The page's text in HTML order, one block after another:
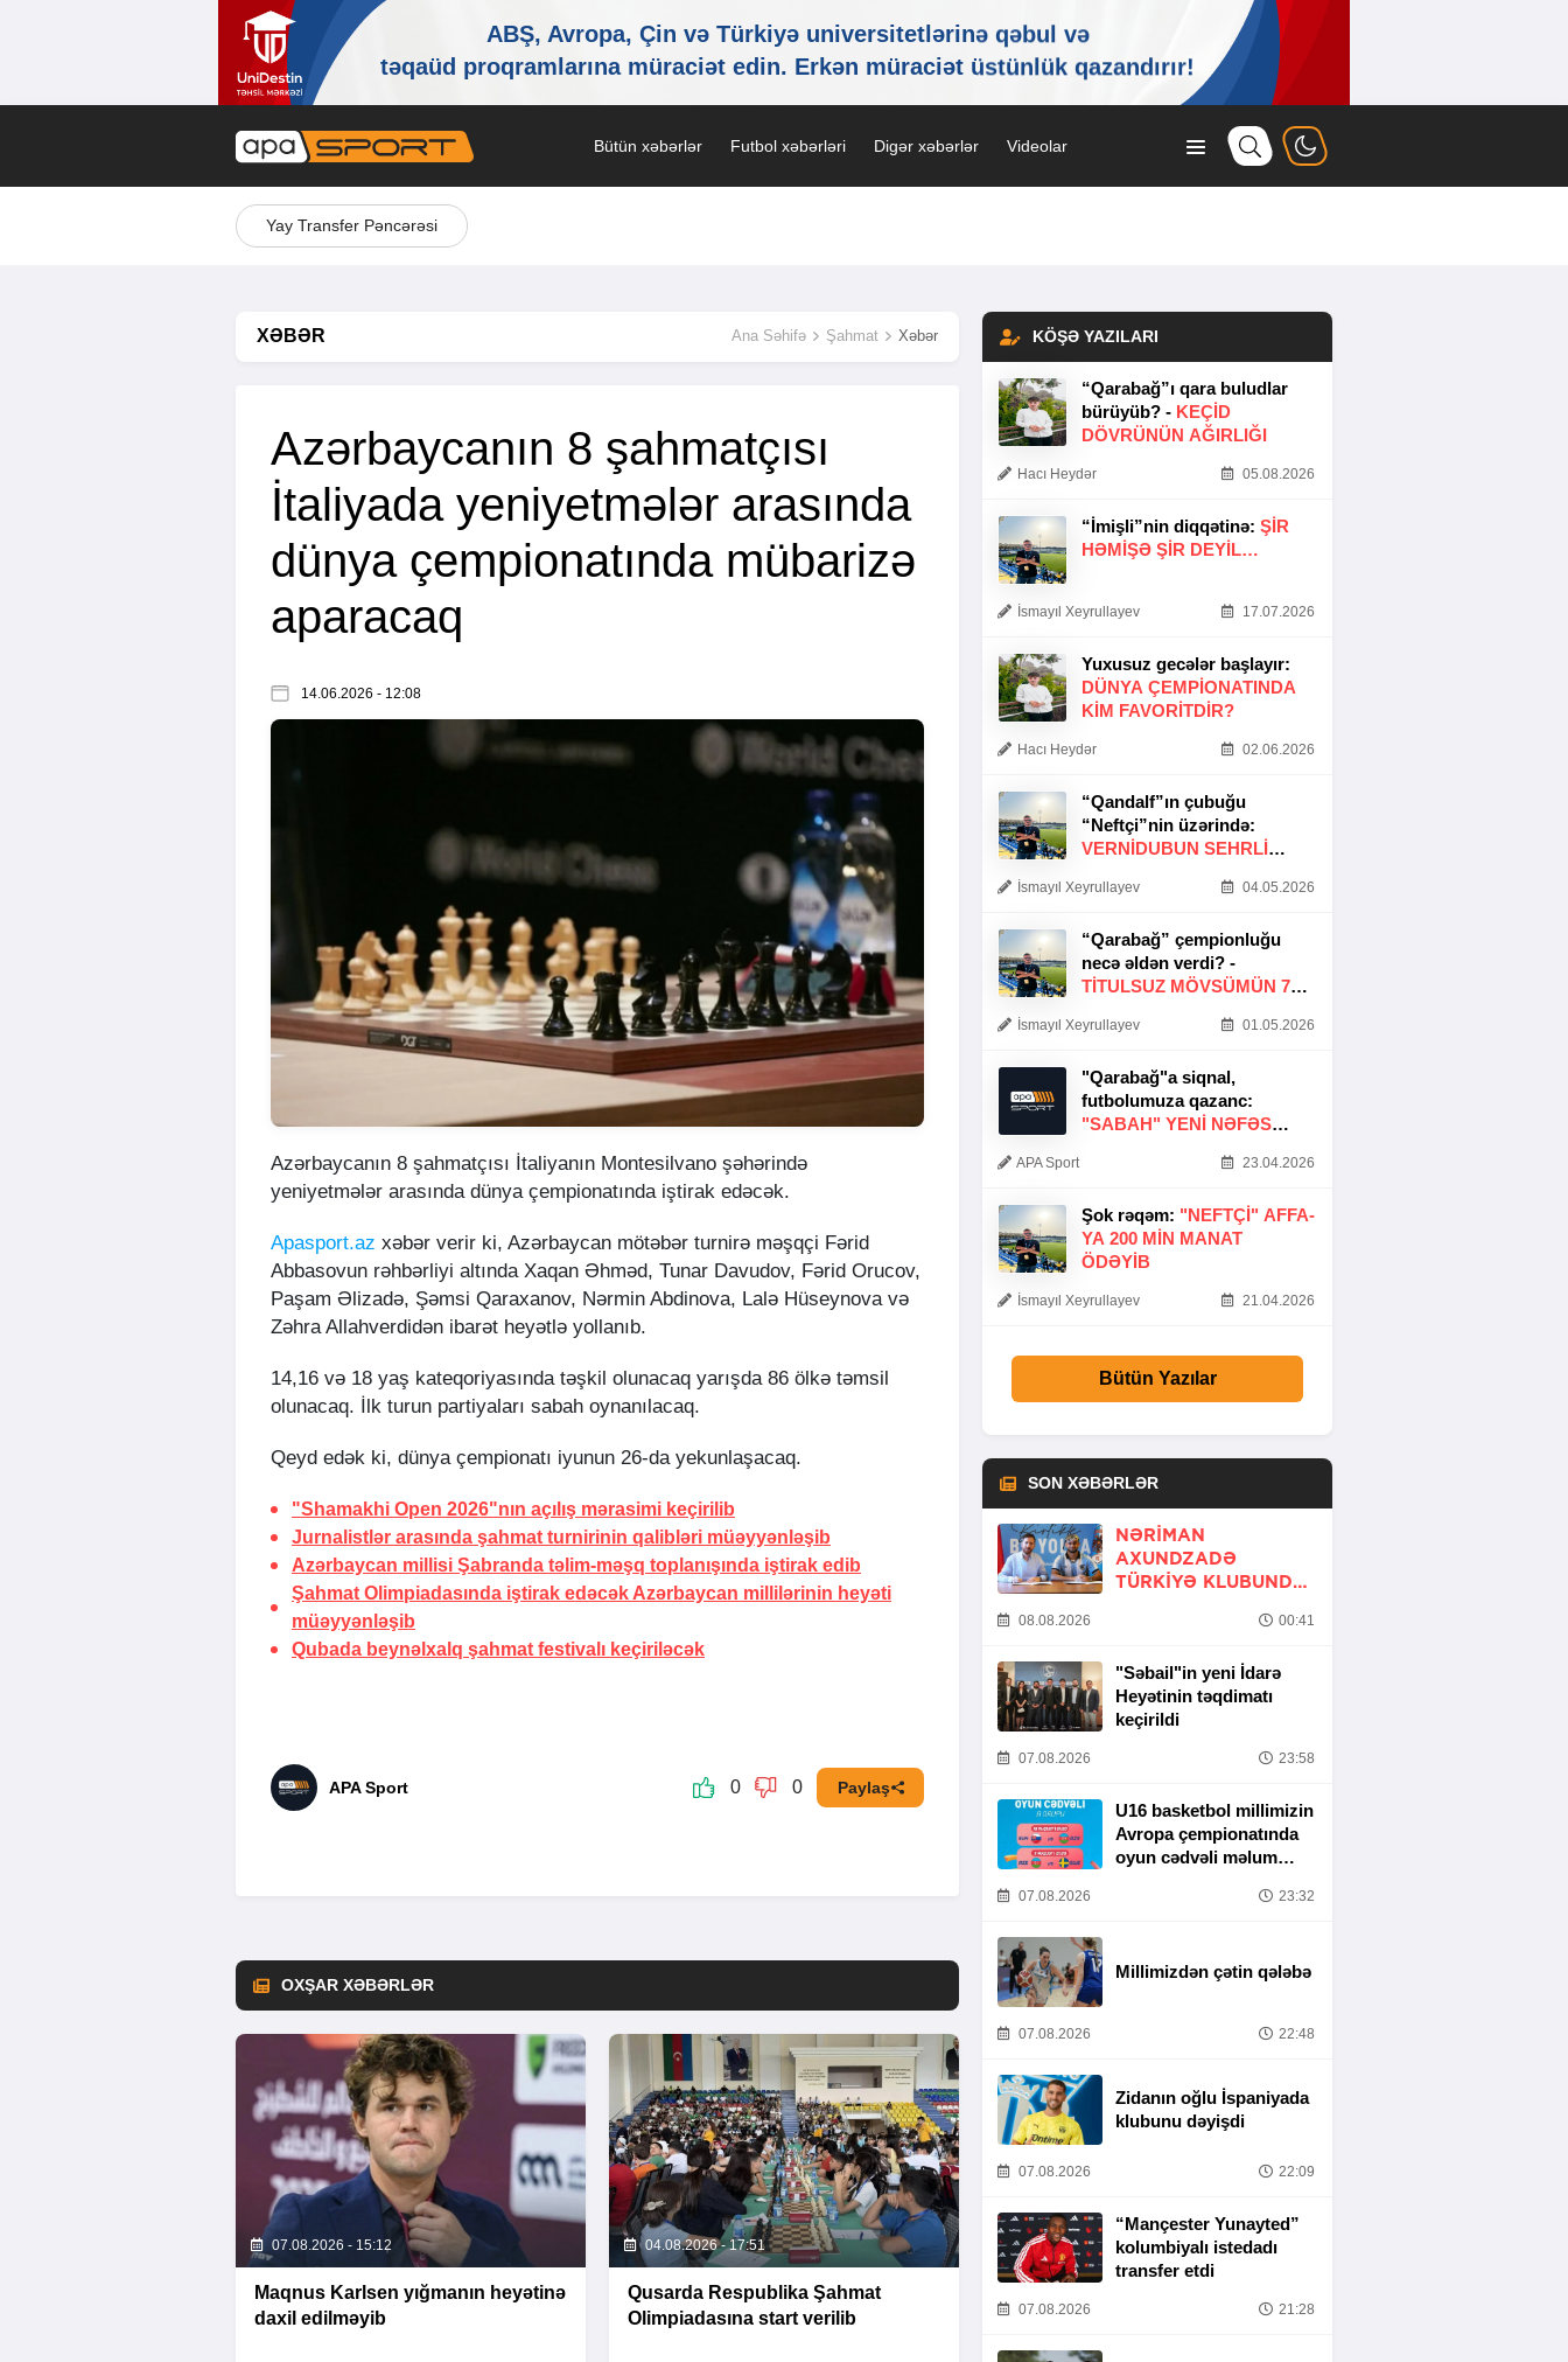
Bütün xəbərlər Futbol xəbərləri Digər xəbərlər Videolar
Yay Transfer Pəncərəsi
XƏBƏR Ana Səhifə Şahmat Xəbər
Azərbaycanın 8 şahmatçısı
İtaliyada yeniyetmələr arasında
dünya çempionatında mübarizə
aparacaq
14.06.2026 - 12:08
Azərbaycanın 8 şahmatçısı İtaliyanın Montesilvano şəhərində
yeniyetmələr arasında dünya çempionatında iştirak edəcək.
Apasport.az xəbər verir ki, Azərbaycan mötəbər turnirə məşqçi Fərid
Abbasovun rəhbərliyi altında Xaqan Əhməd, Tunar Davudov, Fərid Orucov,
Paşam Əlizadə, Şəmsi Qaraxanov, Nərmin Abdinova, Lalə Hüseynova və
Zəhra Allahverdidən ibarət heyətlə yollanıb.
14,16 və 18 yaş kateqoriyasında təşkil olunacaq yarışda 86 ölkə təmsil
olunacaq. İlk turun partiyaları sabah oynanılacaq.
Qeyd edək ki, dünya çempionatı iyunun 26-da yekunlaşacaq.
"Shamakhi Open 2026"nın açılış mərasimi keçirilib
Jurnalistlər arasında şahmat turnirinin qalibləri müəyyənləşib
Azərbaycan millisi Şabranda təlim-məşq toplanışında iştirak edib
Şahmat Olimpiadasında iştirak edəcək Azərbaycan millilərinin heyəti
müəyyənləşib
Qubada beynəlxalq şahmat festivalı keçiriləcək
APA Sport 0 0 Paylaş
OXŞAR XƏBƏRLƏR
07.08.2026 - 15:12
Maqnus Karlsen yığmanın heyətinə
daxil edilməyib
04.08.2026 - 17:51
Qusarda Respublika Şahmat
Olimpiadasına start verilib
KÖŞƏ YAZILARI
“Qarabağ”ı qara buludlar
bürüyüb? - KEÇID
DÖVRÜNÜN AĞIRLIĞI
Hacı Heydər 05.08.2026
“İmişli”nin diqqətinə: ŞIR
HƏMIŞƏ ŞIR DEYIL…
İsmayıl Xeyrullayev 17.07.2026
Yuxusuz gecələr başlayır:
DÜNYA ÇEMPIONATINDA
KIM FAVORITDIR?
Hacı Heydər 02.06.2026
“Qandalf”ın çubuğu
“Neftçi”nin üzərində:
VERNİDUBUN SEHRLİ
İsmayıl Xeyrullayev 04.05.2026
“Qarabağ” çempionluğu
necə əldən verdi? -
TITULSUZ MÖVSÜMÜN 7
İsmayıl Xeyrullayev 01.05.2026
"Qarabağ"a siqnal,
futbolumuza qazanc:
"SABAH" YENI NƏFƏS
APA Sport 23.04.2026
Şok rəqəm: "NEFTÇI" AFFA-
YA 200 MIN MANAT
ÖDƏYIB
İsmayıl Xeyrullayev 21.04.2026
Bütün Yazılar
SON XƏBƏRLƏR
NƏRIMAN
AXUNDZADƏ
TÜRKIYƏ KLUBUNDA
08.08.2026 00:41
"Səbail"in yeni İdarə
Heyətinin təqdimatı
keçirildi
07.08.2026 23:58
U16 basketbol millimizin
Avropa çempionatında
oyun cədvəli məlum
07.08.2026 23:32
Millimizdən çətin qələbə
07.08.2026 22:48
Zidanın oğlu İspaniyada
klubunu dəyişdi
07.08.2026 22:09
“Mançester Yunayted”
kolumbiyalı istedadı
transfer etdi
07.08.2026 21:28